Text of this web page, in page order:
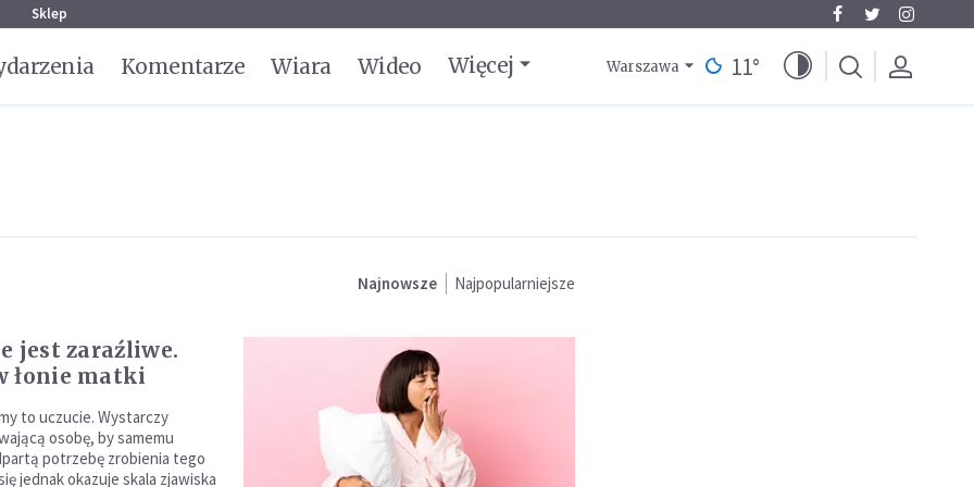
Sklep
Komentarze Wiara Wideo Więcej Warszawa 11°
Najnowsze Najpopularniejsze
jest zaraźliwe.
łonie matki
to uczucie. Wystarczy
osobę, by samemu
potrzebę zrobienia tego
jednak okazuje skala zjawiska